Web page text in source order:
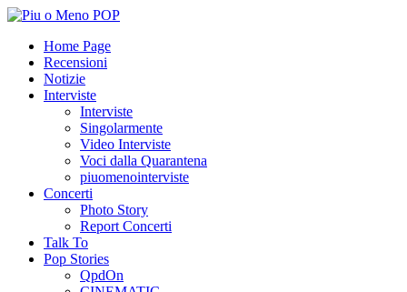
Home Page
Recensioni
Notizie
Interviste
Interviste
Singolarmente
Video Interviste
Voci dalla Quarantena
piuomenointerviste
Concerti
Photo Story
Report Concerti
Talk To
Pop Stories
QpdOn